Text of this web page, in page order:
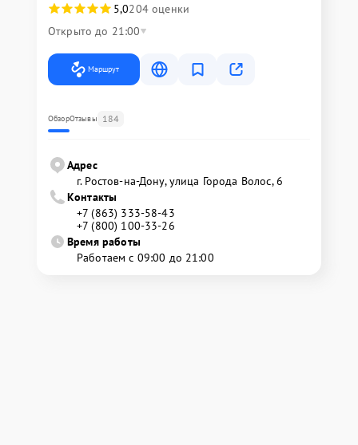
5,0204 оценки
Открыто до 21:00
Маршрут
ОбзорОтзывы 184
Адрес
г. Ростов-на-Дону, улица Города Волос, 6
Контакты
+7 (863) 333-58-43
+7 (800) 100-33-26
Время работы
Работаем с 09:00 до 21:00